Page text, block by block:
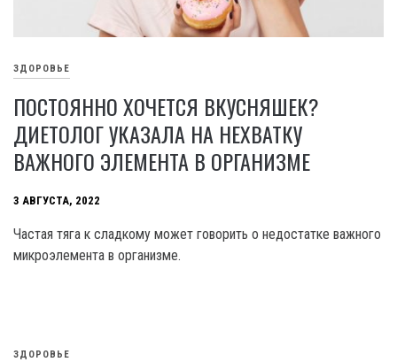
ЗДОРОВЬЕ
ПОСТОЯННО ХОЧЕТСЯ ВКУСНЯШЕК?
ДИЕТОЛОГ УКАЗАЛА НА НЕХВАТКУ
ВАЖНОГО ЭЛЕМЕНТА В ОРГАНИЗМЕ
3 АВГУСТА, 2022
Частая тяга к сладкому может говорить о недостатке важного
микроэлемента в организме.
ЗДОРОВЬЕ